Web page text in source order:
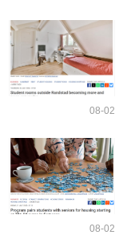
08-02
08-02